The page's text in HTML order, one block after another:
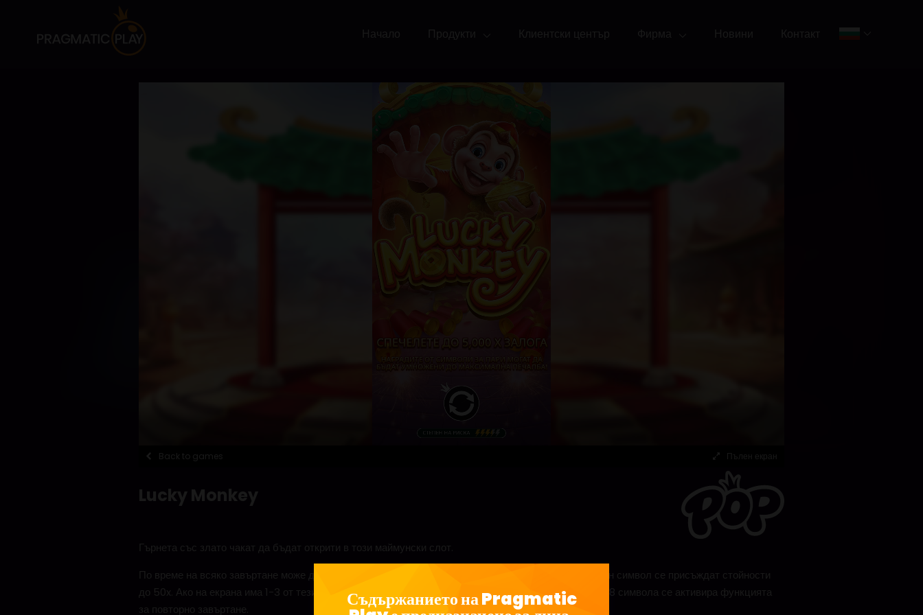
Back to games Пълен екран
Lucky Monkey
Гърнета със злато чакат да бъдат открити в този маймунски слот.
По време на всяко завъртане може да се задейства функцията за награда, при която на произволен символ се присъждат стойности
до 50x. Ако на екрана има 1-3 от тези символи, се изплащат техните стойности. При наличие на 4-8 символа се активира функцията
за повторно завъртане.
Съдържанието на Pragmatic